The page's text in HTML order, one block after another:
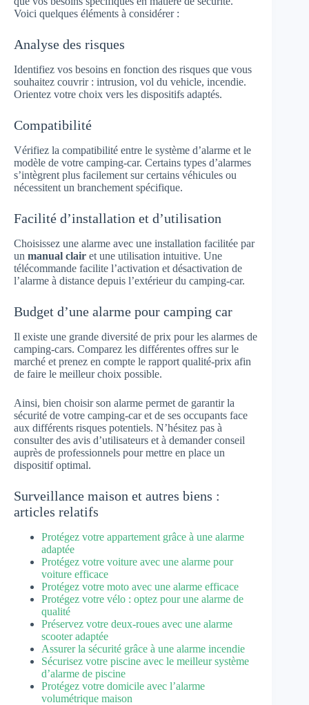
Voici quelques éléments à considérer :
Analyse des risques
Identifiez vos besoins en fonction des risques que vous
souhaitez couvrir : intrusion, vol du vehicle, incendie.
Orientez votre choix vers les dispositifs adaptés.
Compatibilité
Vérifiez la compatibilité entre le système d’alarme et le
modèle de votre camping-car. Certains types d’alarmes
s’intègrent plus facilement sur certains véhicules ou
nécessitent un branchement spécifique.
Facilité d’installation et d’utilisation
Choisissez une alarme avec une installation facilitée par
un manual clair et une utilisation intuitive. Une
télécommande facilite l’activation et désactivation de
l’alarme à distance depuis l’extérieur du camping-car.
Budget d’une alarme pour camping car
Il existe une grande diversité de prix pour les alarmes de
camping-cars. Comparez les différentes offres sur le
marché et prenez en compte le rapport qualité-prix afin
de faire le meilleur choix possible.
Ainsi, bien choisir son alarme permet de garantir la
sécurité de votre camping-car et de ses occupants face
aux différents risques potentiels. N’hésitez pas à
consulter des avis d’utilisateurs et à demander conseil
auprès de professionnels pour mettre en place un
dispositif optimal.
Surveillance maison et autres biens :
articles relatifs
Protégez votre appartement grâce à une alarme
adaptée
Protégez votre voiture avec une alarme pour
voiture efficace
Protégez votre moto avec une alarme efficace
Protégez votre vélo : optez pour une alarme de
qualité
Préservez votre deux-roues avec une alarme
scooter adaptée
Assurer la sécurité grâce à une alarme incendie
Sécurisez votre piscine avec le meilleur système
d’alarme de piscine
Protégez votre domicile avec l’alarme
volumétrique maison